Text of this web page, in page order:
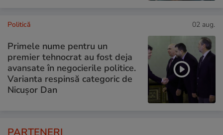
Politică 02 aug.
Primele nume pentru un
premier tehnocrat au fost deja
avansate în negocierile politice.
Varianta respinsă categoric de
Nicușor Dan